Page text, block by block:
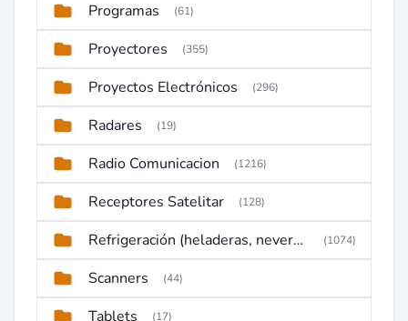
Programas (61)
Proyectores (355)
Proyectos Electrónicos (296)
Radares (19)
Radio Comunicacion (1216)
Receptores Satelitar (128)
Refrigeración (heladeras, neveras, congeladores) (1074)
Scanners (44)
Tablets (17)